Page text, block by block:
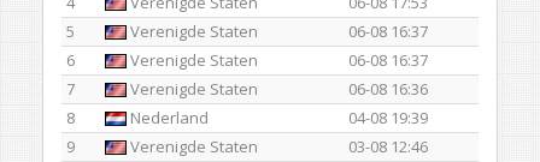
5
Verenigde Staten
06-08 16:37
6
Verenigde Staten
06-08 16:37
7
Verenigde Staten
06-08 16:36
8
Nederland
04-08 19:39
9
Verenigde Staten
03-08 12:46